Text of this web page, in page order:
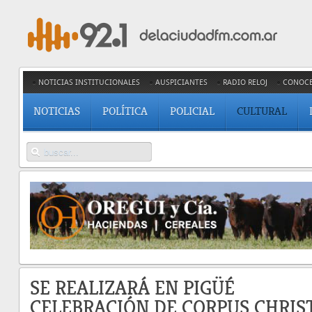
NOTICIAS INSTITUCIONALES AUSPICIANTES RADIO RELOJ
NOTICIAS POLÍTICA POLICIAL CULTURAL
SE REALIZARÁ EN PIGÜÉ